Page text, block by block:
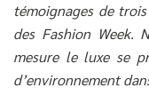
témoignages de
des Fashion Week.
mesure le luxe se
d’environnement